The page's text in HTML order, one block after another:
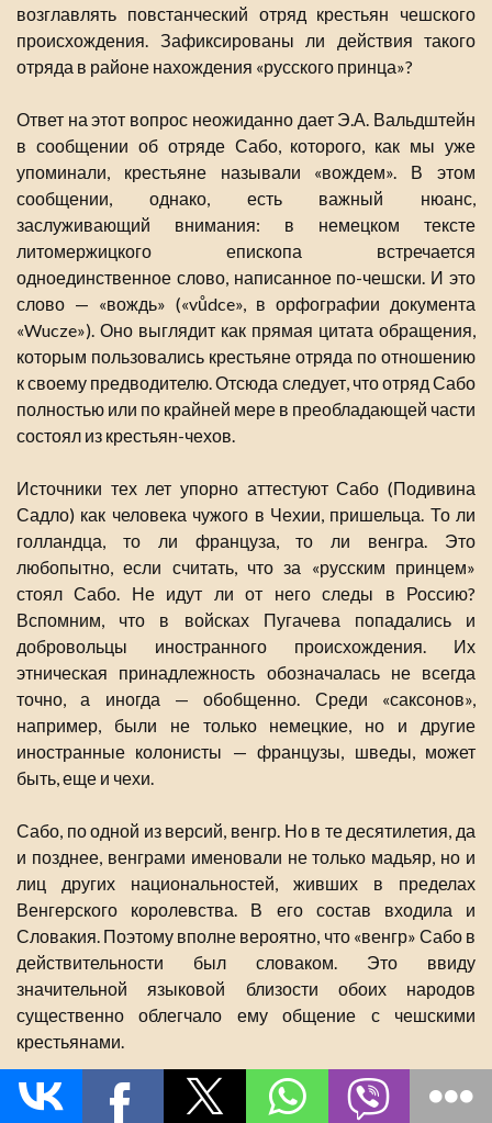
возглавлять повстанческий отряд крестьян чешского
происхождения. Зафиксированы ли действия такого
отряда в районе нахождения «русского принца»?
Ответ на этот вопрос неожиданно дает Э.А. Вальдштейн
в сообщении об отряде Сабо, которого, как мы уже
упоминали, крестьяне называли «вождем». В этом
сообщении, однако, есть важный нюанс,
заслуживающий внимания: в немецком тексте
литомержицкого епископа встречается
одноединственное слово, написанное по-чешски. И это
слово — «вождь» («vůdce», в орфографии документа
«Wucze»). Оно выглядит как прямая цитата обращения,
которым пользовались крестьяне отряда по отношению
к своему предводителю. Отсюда следует, что отряд Сабо
полностью или по крайней мере в преобладающей части
состоял из крестьян-чехов.
Источники тех лет упорно аттестуют Сабо (Подивина
Садло) как человека чужого в Чехии, пришельца. То ли
голландца, то ли француза, то ли венгра. Это
любопытно, если считать, что за «русским принцем»
стоял Сабо. Не идут ли от него следы в Россию?
Вспомним, что в войсках Пугачева попадались и
добровольцы иностранного происхождения. Их
этническая принадлежность обозначалась не всегда
точно, а иногда — обобщенно. Среди «саксонов»,
например, были не только немецкие, но и другие
иностранные колонисты — французы, шведы, может
быть, еще и чехи.
Сабо, по одной из версий, венгр. Но в те десятилетия, да
и позднее, венграми именовали не только мадьяр, но и
лиц других национальностей, живших в пределах
Венгерского королевства. В его состав входила и
Словакия. Поэтому вполне вероятно, что «венгр» Сабо в
действительности был словаком. Это ввиду
значительной языковой близости обоих народов
существенно облегчало ему общение с чешскими
крестьянами.
Если ход наших рассуждений справедлив, то Сабо —